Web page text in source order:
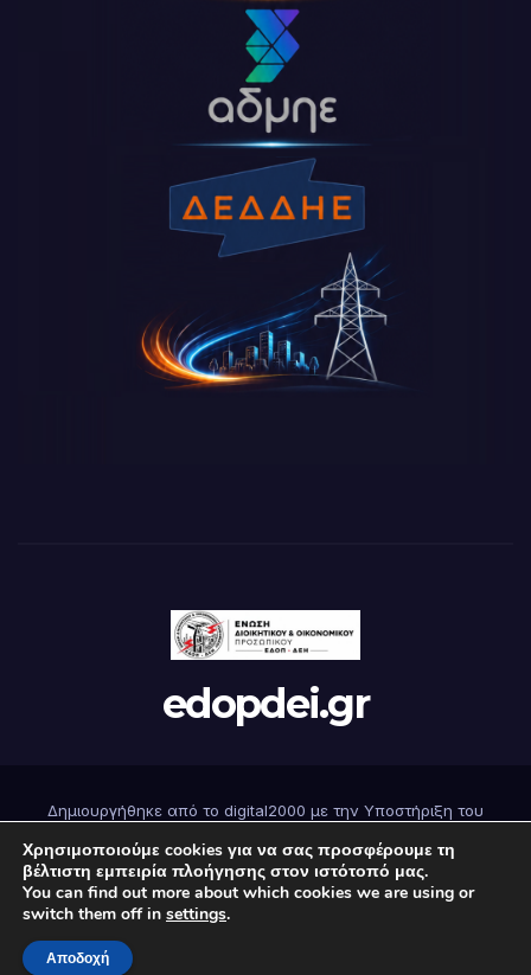
edopdei.gr
Δημιουργήθηκε από το digital2000 με την Υποστήριξη του
WordPress
Θέμα: Newsup από Themeansar
Αρχική Επικοινωνήστε μαζί μαςΕγγραφήΌροι Χρήσης
Χρησιμοποιούμε cookies για να σας προσφέρουμε τη
βέλτιστη εμπειρία πλοήγησης στον ιστότοπό μας.
You can find out more about which cookies we are using or
switch them off in settings.
Αποδοχή